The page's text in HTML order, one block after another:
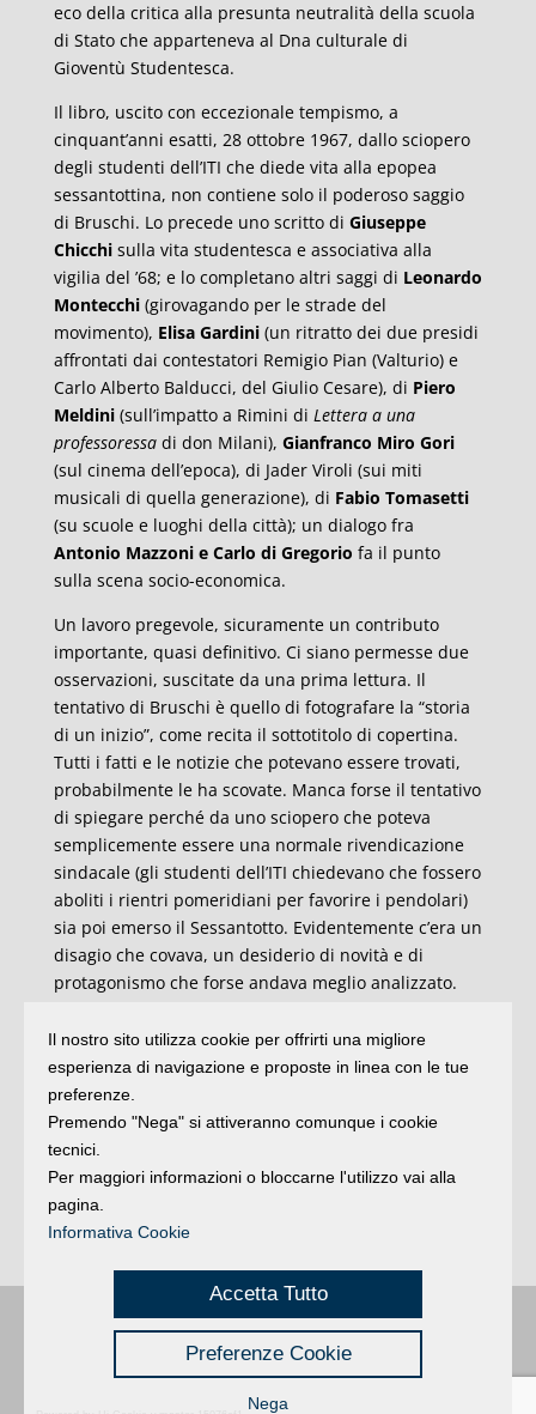
eco della critica alla presunta neutralità della scuola
di Stato che apparteneva al Dna culturale di
Gioventù Studentesca.
Il libro, uscito con eccezionale tempismo, a
cinquant’anni esatti, 28 ottobre 1967, dallo sciopero
degli studenti dell’ITI che diede vita alla epopea
sessantottina, non contiene solo il poderoso saggio
di Bruschi. Lo precede uno scritto di Giuseppe
Chicchisulla vita studentesca e associativa alla
vigilia del ’68; e lo completano altri saggi di Leonardo
Montecchi(girovagando per le strade del
movimento), Elisa Gardini(un ritratto dei due presidi
affrontati dai contestatori Remigio Pian (Valturio) e
Carlo Alberto Balducci, del Giulio Cesare), di Piero
Meldini(sull’impatto a Rimini di Lettera a una
professoressadi don Milani), Gianfranco Miro Gori
(sul cinema dell’epoca), di Jader Viroli (sui miti
musicali di quella generazione), di Fabio Tomasetti
(su scuole e luoghi della città); un dialogo fra
Antonio Mazzoni e Carlo di Gregorio fa il punto
sulla scena socio-economica.
Un lavoro pregevole, sicuramente un contributo
importante, quasi definitivo. Ci siano permesse due
osservazioni, suscitate da una prima lettura. Il
tentativo di Bruschi è quello di fotografare la “storia
di un inizio”, come recita il sottotitolo di copertina.
Tutti i fatti e le notizie che potevano essere trovati,
probabilmente le ha scovate. Manca forse il tentativo
di spiegare perché da uno sciopero che poteva
semplicemente essere una normale rivendicazione
sindacale (gli studenti dell’ITI chiedevano che fossero
aboliti i rientri pomeridiani per favorire i pendolari)
sia poi emerso il Sessantotto. Evidentemente c’era un
disagio che covava, un desiderio di novità e di
protagonismo che forse andava meglio analizzato.
cosa era accaduto perché dagli scioperi su
rivendicazioni di tipo sindacale si passasse (vedi
palestra dell’ex teatro Galli) a striscioni che
scuola, ma per capovolgere il sistema”?
Valerio Lessi
Buongiorno:Riminié una testata registrata presso il Tribunale di Rimini
registrazione n. 2 /28/02/2012| © 2024 buongiornoRimini
Privacy | Credits
Il nostro sito utilizza cookie per offrirti una migliore
esperienza di navigazione e proposte in linea con le tue
preferenze.
Premendo "Nega" si attiveranno comunque i cookie
tecnici.
Per maggiori informazioni o bloccarne l'utilizzo vai alla
pagina.
Informativa Cookie
Accetta Tutto
Preferenze Cookie
Nega